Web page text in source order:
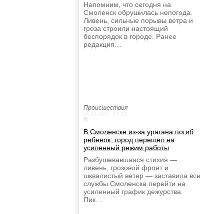
Напомним, что сегодня на
Смоленск обрушилась непогода.
Ливень, сильные порывы ветра и
гроза строили настоящий
беспорядок в городе. Ранее
редакция…
Происшествия
В Смоленске из-за урагана погиб
ребенок: город перешел на
усиленный режим работы
Разбушевавшаяся стихия —
ливень, грозовой фронт и
шквалистый ветер — заставила все
службы Смоленска перейти на
усиленный график дежурства.
Пик…